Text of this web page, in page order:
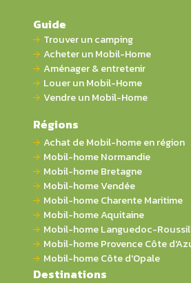
Guide
Trouver un camping
Acheter un Mobil-Home
Aménager & entretenir
Louer un Mobil-Home
Vendre un Mobil-Home
Régions
Achat de Mobil-home en région
Mobil-home Normandie
Mobil-home Bretagne
Mobil-home Vendée
Mobil-home Charente Maritime
Mobil-home Aquitaine
Mobil-home Languedoc-
Mobil-home Provence Côte
Mobil-home Côte d'Opale
Destinations